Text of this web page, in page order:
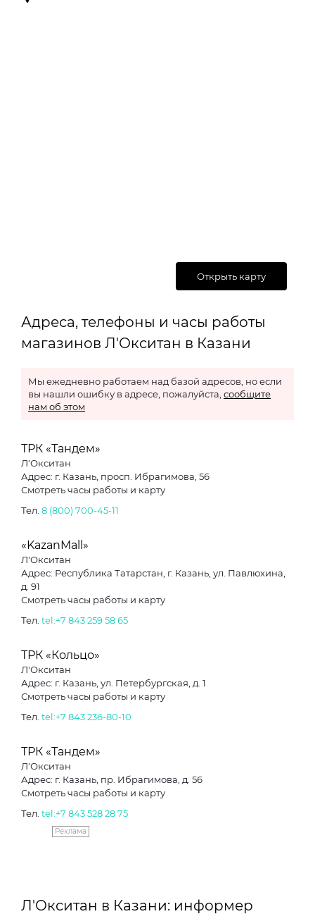
Открыть карту
Адреса, телефоны и часы работы
магазинов Л'Окситан в Казани
Мы ежедневно работаем над базой адресов, но если
вы нашли ошибку в адресе, пожалуйста, сообщите
нам об этом
ТРК «Тандем»
Л'Окситан
Адрес: г. Казань, просп. Ибрагимова, 56
Смотреть часы работы и карту
Тел. 8 (800) 700-45-11
«KazanMall»
Л'Окситан
Адрес: Республика Татарстан, г. Казань, ул. Павлюхина,
д. 91
Смотреть часы работы и карту
Тел. tel:+7 843 259 58 65
ТРК «Кольцо»
Л'Окситан
Адрес: г. Казань, ул. Петербургская, д. 1
Смотреть часы работы и карту
Тел. tel:+7 843 236-80-10
ТРК «Тандем»
Л'Окситан
Адрес: г. Казань, пр. Ибрагимова, д. 56
Смотреть часы работы и карту
Тел. tel:+7 843 528 28 75
Реклама
Л'Окситан в Казани: информер